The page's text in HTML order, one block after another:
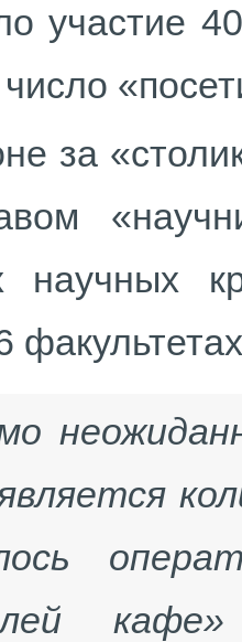
участие
за
научных